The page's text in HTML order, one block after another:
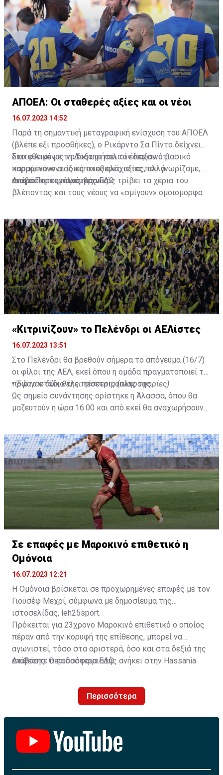
ΑΠΟΕΛ: Οι σταθερές αξίες και οι νέοι
16.07.2023 14:52
Παρά τη σημαντική μεταγραφική ενίσχυση του ΑΠΟΕΛ
(βλέπε έξι προσθήκες), ο Ρικάρντο Σα Πίντο δείχνει
διατεθειμένος να διατηρήσει τον περσινό βασικό
κορμό, κάνοντας κάποιες ελάχιστες, αλλά
απαραίτητες παρεμβάσεις.
Στο φιλικό με τη Δόξα οι παλιοί έδειξαν ότι
παραμένουν οι ίδιες σταθερές αξίες που γνωρίζαμε,
ενώ ο Πορτογάλος τεχνικός τρίβει τα χέρια του
βλέποντας και τους νέους να «σμίγουν» ομοιόμορφα
Διαβάστε περισσότεραΕΔΩ.
«Κιτρινίζουν» το Πελένδρι οι ΑΕΛίστες
16.07.2023 13:51
Στο Πελένδρι θα βρεθούν σήμερα το απόγευμα (16/7)
οι φίλοι της ΑΕΛ, εκεί όπου η ομάδα πραγματοποιεί το
πρώτο στάδιο της προετοιμασίας της.
•Έφυγαν δύο, θέλει τέσσερις (πληροφορίες)
Ως σημείο συνάντησης ορίστηκε η Άλασσα, όπου θα
μαζευτούν η ώρα 16:00 και από εκεί θα αναχωρήσουν
δώοσυν το παρών τους στην απογευματινή προπόνηση
της ομάδας.
Σε επαφές με Μαροκινό επιθετικό η
Ομόνοια
16.07.2023 12:21
Η Ομόνοια βρίσκεται σε προχωρημένες επαφές με τον
Γιουσέφ Μεχρί, σύμφωνα με δημοσίευμα της
ιστοσελίδας, leh25sport.
Πρόκειται για 23χρονο Μαροκινό επιθετικό ο οποίος
πέραν από την κορυφή της επίθεσης, μπορεί να
αγωνιστεί, τόσο στα αριστερά, όσο και στα δεξιά της
επίθεσης. Ο ποδοσφαιριστής ανήκει στην Hassania
Διαβάστε περισσότεραΕΔΩ.
Περισσότερα